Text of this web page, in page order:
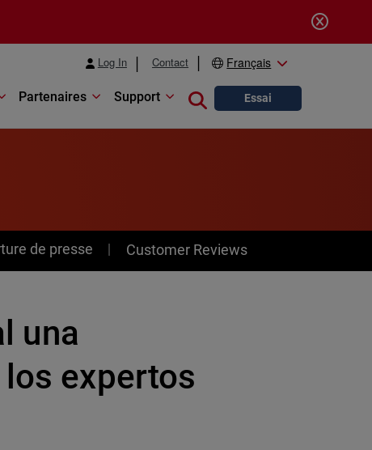
Log In Contact Français
Partenaires Support Close search
Essai
de presse Customer Reviews
una
expertos